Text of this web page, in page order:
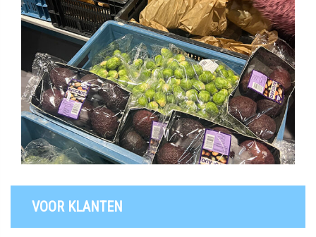
VOOR KLANTEN